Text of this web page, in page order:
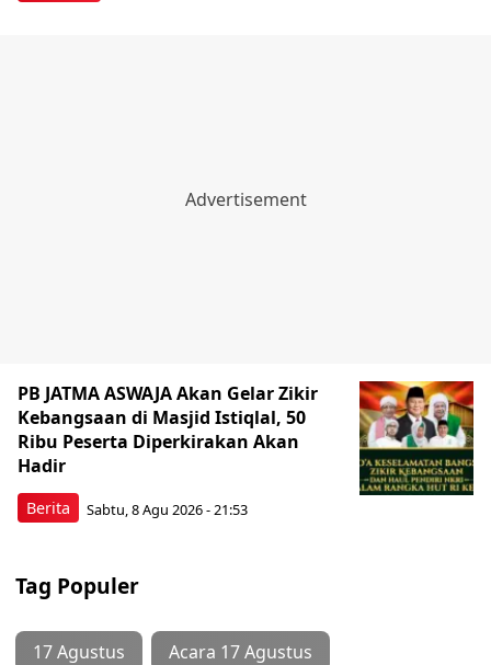
Berita
PB JATMA ASWAJA Akan Gelar Zikir
Kebangsaan di Masjid Istiqlal, 50
Ribu Peserta Diperkirakan Akan
Hadir
Sabtu, 8 Agu 2026 - 21:53
Tag Populer
17 Agustus Acara 17 Agustus